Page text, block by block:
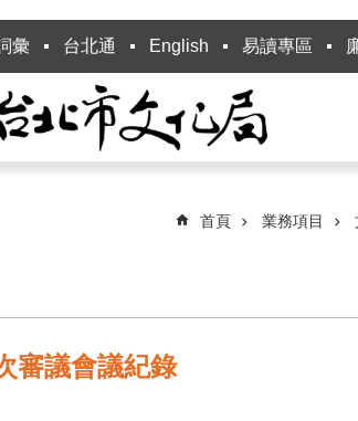
彙 台北通 English 易讀專區
首頁 業務項目
審議會議紀錄